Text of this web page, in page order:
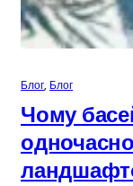
Блог, Блог
Чому